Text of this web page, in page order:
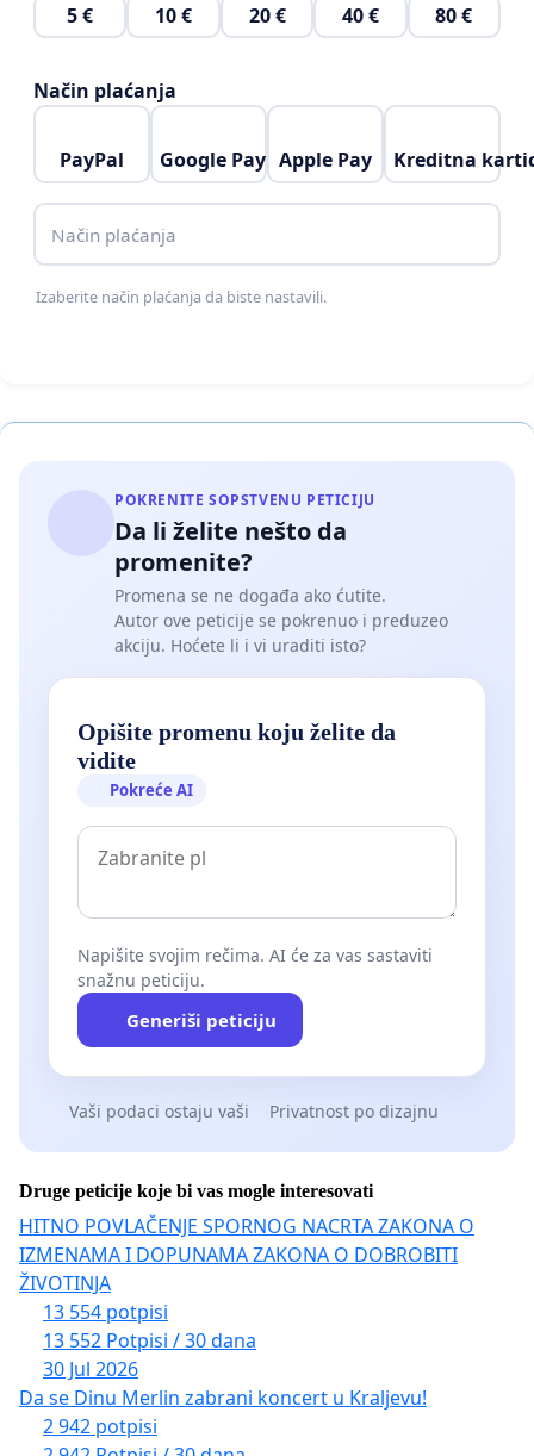
5 €
10 € 20 € 40 € 80 €
Način plaćanja
PayPal Google Pay Apple Pay Kreditna
Način plaćanja
Izaberite način plaćanja da biste nastavili.
POKRENITE SOPSTVENU PETICIJU
Da li želite nešto da
promenite?
Promena se ne događa ako ćutite.
Autor ove peticije se pokrenuo i preduzeo
akciju. Hoćete li i vi uraditi isto?
Opišite promenu koju želite da
vidite
Pokreće AI
Napišite svojim rečima. AI će za vas sastaviti
snažnu peticiju.
Generiši peticiju
Vaši podaci ostaju vaši Privatnost po dizajnu
Druge peticije koje bi vas mogle interesovati
HITNO POVLAČENJE SPORNOG NACRTA ZAKONA O
IZMENAMA I DOPUNAMA ZAKONA O DOBROBITI
ŽIVOTINJA
13 554 potpisi
13 552 Potpisi / 30 dana
30 Jul 2026
Da se Dinu Merlin zabrani koncert u Kraljevu!
2 942 potpisi